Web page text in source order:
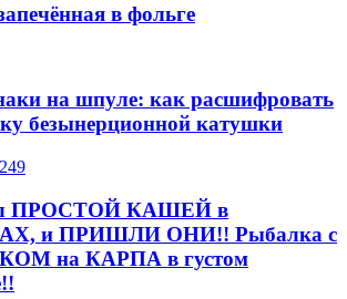
в фольге
на шпуле: как расшифровать
безынерционной катушки
249
ПРОСТОЙ КАШЕЙ в
и ПРИШЛИ ОНИ!! Рыбалка с
на КАРПА в густом